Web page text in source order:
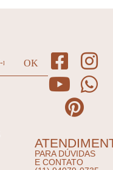
PARA DÚVIDAS
E CONTATO